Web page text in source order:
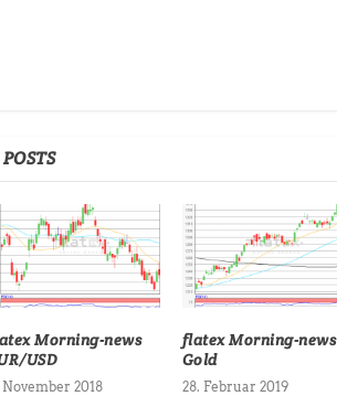
Morning-news
USD
November 2018
flatex Morning-news
Gold
28. Februar 2019